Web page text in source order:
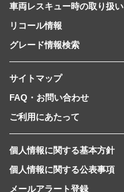
車両レスキュー時の取り扱い
リコール情報
グレード情報検索
サイトマップ
FAQ・お問い合わせ
ご利用にあたって
個人情報に関する基本方針
個人情報に関する公表事項
メールアラート登録